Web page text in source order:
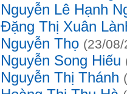
Nguyễn Lê Hạnh
Đặng Thị Xuân
Nguyễn Thọ (23/
Nguyễn Song Hiếu
Nguyễn Thị Thánh